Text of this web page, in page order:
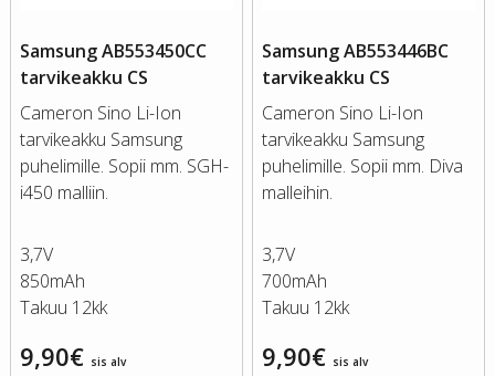
Samsung AB553450CC
tarvikeakku CS
Cameron Sino Li-Ion
tarvikeakku Samsung
puhelimille. Sopii mm. SGH-
i450 malliin.
3,7V
850mAh
Takuu 12kk
9,90€ sis alv
Samsung AB553446BC
tarvikeakku CS
Cameron Sino Li-Ion
tarvikeakku Samsung
puhelimille. Sopii mm. Diva
malleihin.
3,7V
700mAh
Takuu 12kk
9,90€ sis alv